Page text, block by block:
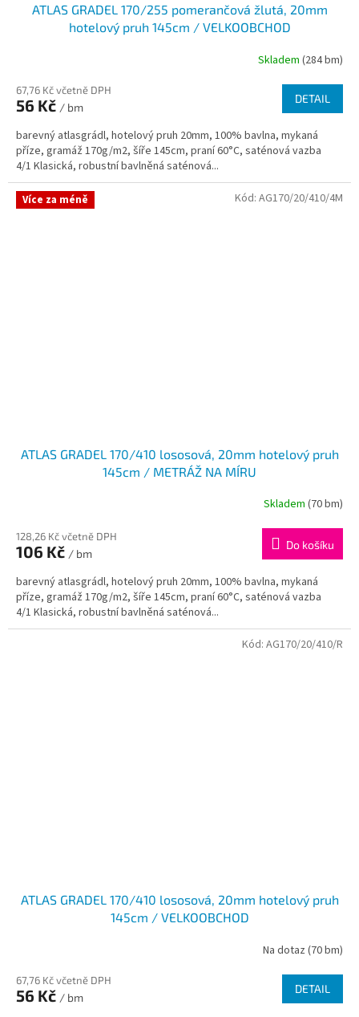
ATLAS GRADEL 170/255 pomerančová žlutá, 20mm
hotelový pruh 145cm / VELKOOBCHOD
Skladem (284 bm)
67,76 Kč včetně DPH
56 Kč / bm
DETAIL
barevný atlasgrádl, hotelový pruh 20mm, 100% bavlna, mykaná
příze, gramáž 170g/m2, šíře 145cm, praní 60°C, saténová vazba
4/1 Klasická, robustní bavlněná saténová...
Více za méně
ATLAS GRADEL 170/410 lososová, 20mm hotelový pruh
145cm / METRÁŽ NA MÍRU
Skladem (70 bm)
128,26 Kč včetně DPH
106 Kč / bm
Do košíku
barevný atlasgrádl, hotelový pruh 20mm, 100% bavlna, mykaná
příze, gramáž 170g/m2, šíře 145cm, praní 60°C, saténová vazba
4/1 Klasická, robustní bavlněná saténová...
Kód: AG170/20/410/4M
ATLAS GRADEL 170/410 lososová, 20mm hotelový pruh
145cm / VELKOOBCHOD
Na dotaz (70 bm)
67,76 Kč včetně DPH
56 Kč / bm
DETAIL
Kód: AG170/20/410/R